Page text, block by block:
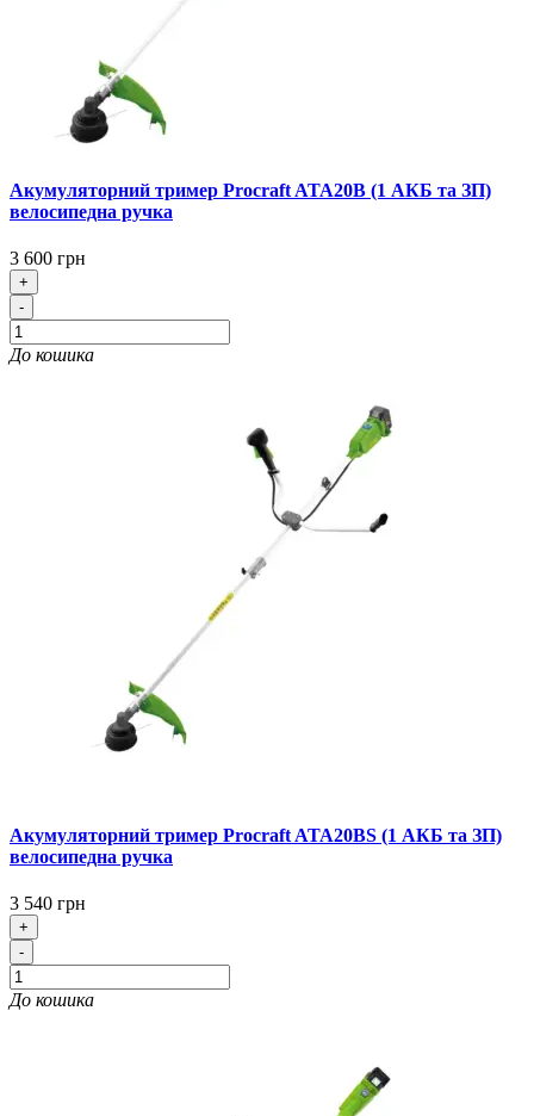
Акумуляторний тример Procraft ATA20B (1 АКБ та ЗП)
велосипедна ручка
3 600 грн
+
-
До кошика
Акумуляторний тример Procraft ATA20BS (1 АКБ та ЗП)
велосипедна ручка
3 540 грн
+
-
До кошика